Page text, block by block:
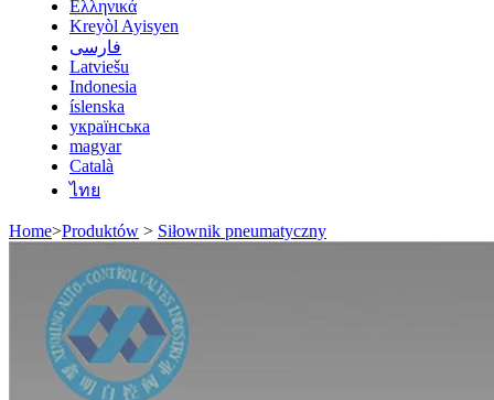
Ελληνικά
Kreyòl Ayisyen
فارسی
Latviešu
Indonesia
íslenska
українська
magyar
Català
ไทย
Home>Produktów > Siłownik pneumatyczny